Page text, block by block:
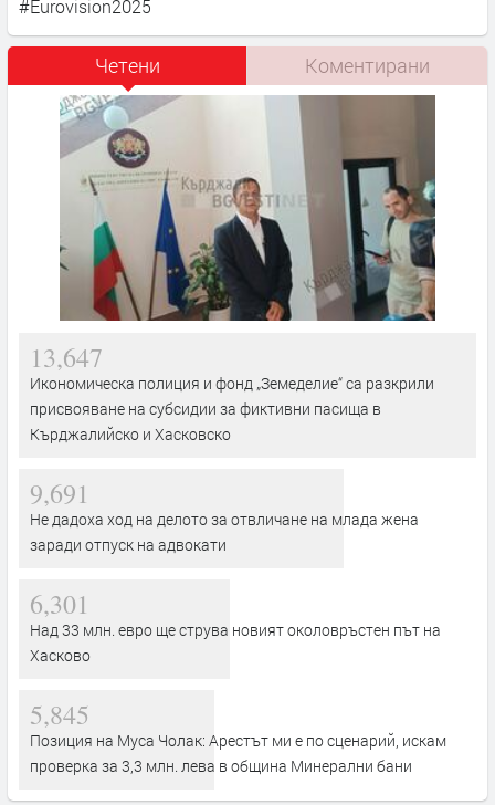
#Eurovision2025
Четени Коментирани
13,647
Икономическа полиция и фонд „Земеделие“ са разкрили
присвояване на субсидии за фиктивни пасища в
Кърджалийско и Хасковско
9,691
Не дадоха ход на делото за отвличане на млада жена
заради отпуск на адвокати
6,301
Над 33 млн. евро ще струва новият околовръстен път на
Хасково
5,845
Позиция на Муса Чолак: Арестът ми е по сценарий, искам
проверка за 3,3 млн. лева в община Минерални бани